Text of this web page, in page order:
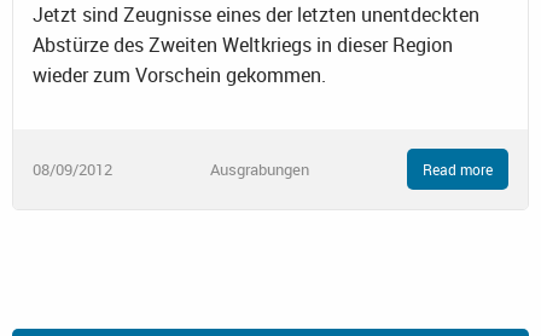
Jetzt sind Zeugnisse eines der letzten unentdeckten
Abstürze des Zweiten Weltkriegs in dieser Region
wieder zum Vorschein gekommen.
08/09/2012 Ausgrabungen Read more